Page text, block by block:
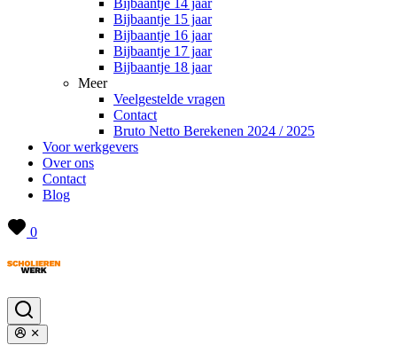
Bijbaantje 14 jaar
Bijbaantje 15 jaar
Bijbaantje 16 jaar
Bijbaantje 17 jaar
Bijbaantje 18 jaar
Meer
Veelgestelde vragen
Contact
Bruto Netto Berekenen 2024 / 2025
Voor werkgevers
Over ons
Contact
Blog
0